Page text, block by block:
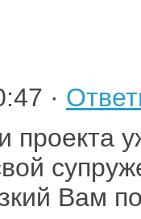
·
Вам